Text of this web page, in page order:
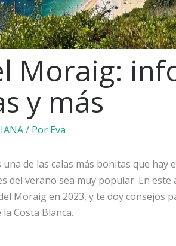
Moraig:
y más
/ Por Eva
una de las calas más bonitas que hay
del verano sea muy popular. En este
Moraig en 2023, y te doy consejos
Costa Blanca.